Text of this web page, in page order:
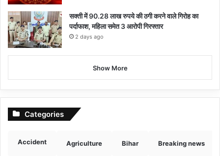
सक्ती में 90.28 लाख रुपये की ठगी करने वाले गिरोह का
पर्दाफाश, महिला समेत 3 आरोपी गिरफ्तार
2 days ago
Show More
Categories
Accident Agriculture Bihar Breaking news